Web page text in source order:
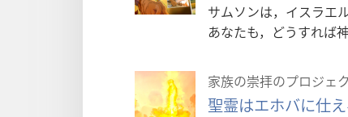
サムソンは，イスラエ
あなたも，どうすれば
家族の崇拝のプロジェ
聖霊はエホバに仕